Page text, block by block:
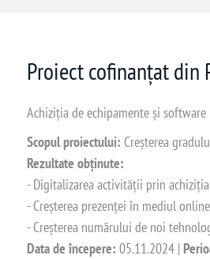
Proiect cofinanțat din
Achiziția de echipamente și
Scopul proiectului: Creșterea
Rezultate obținute:
- Digitalizarea activității prin
- Creșterea prezenței în mediul online
- Creșterea numărului de noi
Data de începere: 05.11.2024 |